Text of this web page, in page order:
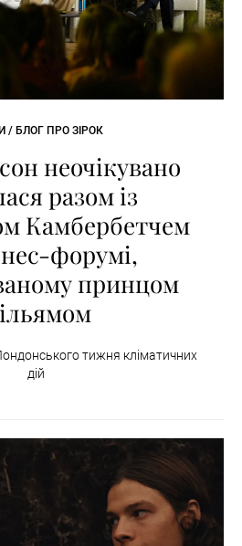
/ БЛОГ ПРО ЗІРОК
неочікувано
разом із
Камбербетчем
форумі,
принцом
тижня кліматичних
дій